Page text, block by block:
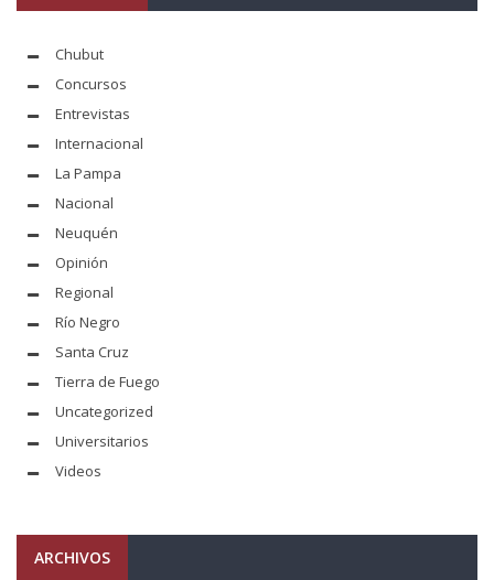
Chubut
Concursos
Entrevistas
Internacional
La Pampa
Nacional
Neuquén
Opinión
Regional
Río Negro
Santa Cruz
Tierra de Fuego
Uncategorized
Universitarios
Videos
ARCHIVOS